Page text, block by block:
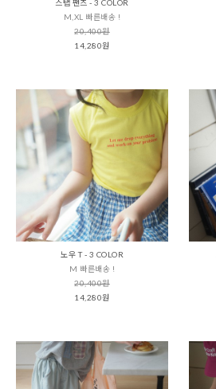
스탭 팬츠 - 3 COLOR
M,XL 빠른배송 !
20,400원
14,280원
노우 T - 3 COLOR
M 빠른배송 !
20,400원
14,280원